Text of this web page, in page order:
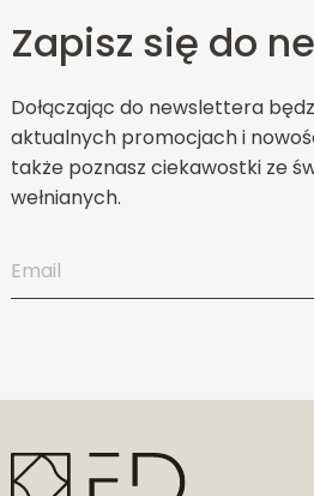
Zapisz się do
Dołączając do newslettera
aktualnych promocjach i
także poznasz ciekawostki ze
wełnianych.